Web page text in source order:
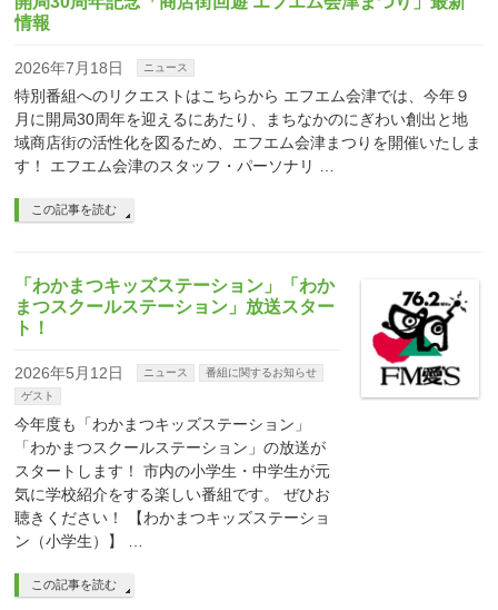
情報
2026年7月18日 ニュース
特別番組へのリクエストはこちらから エフエム会津では、今年９
月に開局30周年を迎えるにあたり、まちなかのにぎわい創出と地
域商店街の活性化を図るため、エフエム会津まつりを開催いたしま
す！ エフエム会津のスタッフ・パーソナリ …
この記事を読む
「わかまつキッズステーション」「わか
まつスクールステーション」放送スター
ト！
2026年5月12日 ニュース
番組に関するお知らせ
ゲスト
今年度も「わかまつキッズステーション」
「わかまつスクールステーション」の放送が
スタートします！ 市内の小学生・中学生が元
気に学校紹介をする楽しい番組です。 ぜひお
聴きください！ 【わかまつキッズステーショ
ン（小学生）】 …
この記事を読む